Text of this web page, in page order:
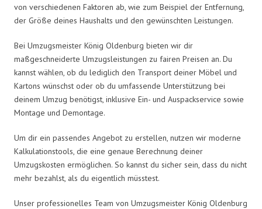
von verschiedenen Faktoren ab, wie zum Beispiel der Entfernung,
der Größe deines Haushalts und den gewünschten Leistungen.
Bei Umzugsmeister König Oldenburg bieten wir dir
maßgeschneiderte Umzugsleistungen zu fairen Preisen an. Du
kannst wählen, ob du lediglich den Transport deiner Möbel und
Kartons wünschst oder ob du umfassende Unterstützung bei
deinem Umzug benötigst, inklusive Ein- und Auspackservice sowie
Montage und Demontage.
Um dir ein passendes Angebot zu erstellen, nutzen wir moderne
Kalkulationstools, die eine genaue Berechnung deiner
Umzugskosten ermöglichen. So kannst du sicher sein, dass du nicht
mehr bezahlst, als du eigentlich müsstest.
Unser professionelles Team von Umzugsmeister König Oldenburg